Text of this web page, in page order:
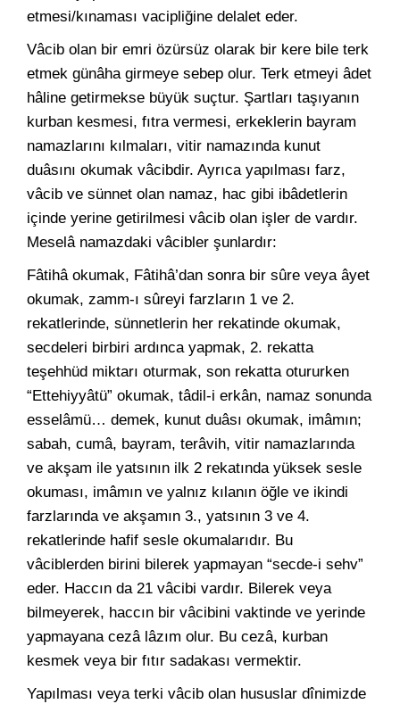
etmesi/kınaması vacipliğine delalet eder.
Vâcib olan bir emri özürsüz olarak bir kere bile terk
etmek günâha girmeye sebep olur. Terk etmeyi âdet
hâline getirmekse büyük suçtur. Şartları taşıyanın
kurban kesmesi, fıtra vermesi, erkeklerin bayram
namazlarını kılmaları, vitir namazında kunut
duâsını okumak vâcibdir. Ayrıca yapılması farz,
vâcib ve sünnet olan namaz, hac gibi ibâdetlerin
içinde yerine getirilmesi vâcib olan işler de vardır.
Meselâ namazdaki vâcibler şunlardır:
Fâtihâ okumak, Fâtihâ’dan sonra bir sûre veya âyet
okumak, zamm-ı sûreyi farzların 1 ve 2.
rekatlerinde, sünnetlerin her rekatinde okumak,
secdeleri birbiri ardınca yapmak, 2. rekatta
teşehhüd miktarı oturmak, son rekatta otururken
“Ettehiyyâtü” okumak, tâdil-i erkân, namaz sonunda
esselâmü… demek, kunut duâsı okumak, imâmın;
sabah, cumâ, bayram, terâvih, vitir namazlarında
ve akşam ile yatsının ilk 2 rekatında yüksek sesle
okuması, imâmın ve yalnız kılanın öğle ve ikindi
farzlarında ve akşamın 3., yatsının 3 ve 4.
rekatlerinde hafif sesle okumalarıdır. Bu
vâciblerden birini bilerek yapmayan “secde-i sehv”
eder. Haccın da 21 vâcibi vardır. Bilerek veya
bilmeyerek, haccın bir vâcibini vaktinde ve yerinde
yapmayana cezâ lâzım olur. Bu cezâ, kurban
kesmek veya bir fıtır sadakası vermektir.
Yapılması veya terki vâcib olan hususlar dînimizde